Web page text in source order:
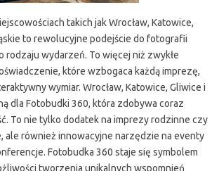
takich jak Wrocław, Katowice,
to rewolucyjne podejście do fotografii
rodzaju wydarzeń. To więcej niż zwykłe
które wzbogaca każdą imprezę,
wymiar. Wrocław, Katowice, Gliwice i
dla Fotobudki 360, która zdobywa coraz
To nie tylko dodatek na imprezy rodzinne czy
ale również innowacyjne narzędzie na eventy
Fotobudka 360 staje się symbolem
tworzenia unikalnych wspomnień